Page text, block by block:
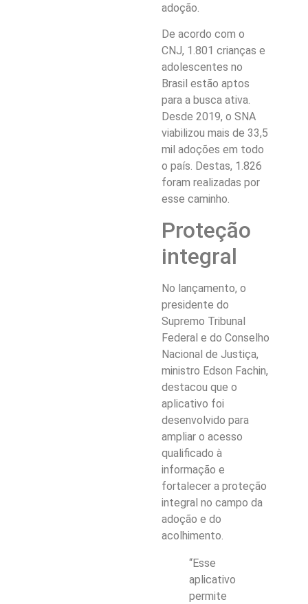
adoção.
De acordo com o
CNJ, 1.801 crianças e
adolescentes no
Brasil estão aptos
para a busca ativa.
Desde 2019, o SNA
viabilizou mais de 33,5
mil adoções em todo
o país. Destas, 1.826
foram realizadas por
esse caminho.
Proteção
integral
No lançamento, o
presidente do
Supremo Tribunal
Federal e do Conselho
Nacional de Justiça,
ministro Edson Fachin,
destacou que o
aplicativo foi
desenvolvido para
ampliar o acesso
qualificado à
informação e
fortalecer a proteção
integral no campo da
adoção e do
acolhimento.
“Esse
aplicativo
permite